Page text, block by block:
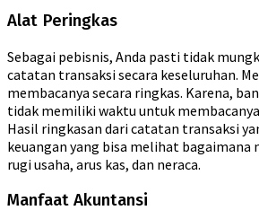
Alat Peringkas
Sebagai pebisnis, Anda pasti tidak
catatan transaksi secara keseluruhan.
membacanya secara ringkas. Karena,
tidak memiliki waktu untuk
Hasil ringkasan dari catatan transaksi
keuangan yang bisa melihat bagaimana
rugi usaha, arus kas, dan neraca.
Manfaat Akuntansi